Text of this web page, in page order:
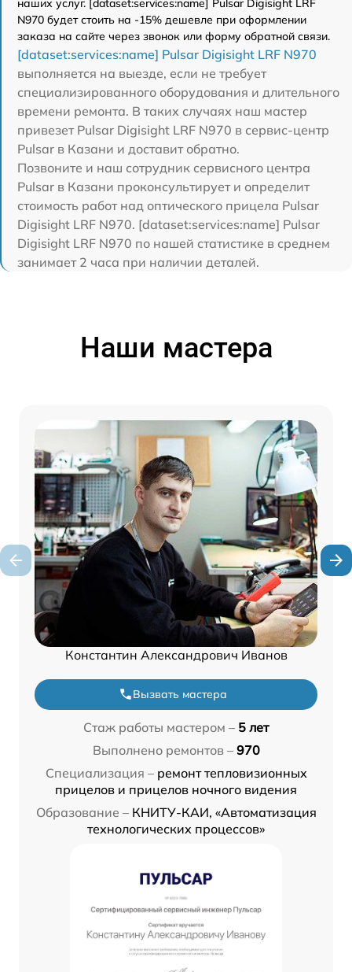
наших услуг. [dataset:services:name] Pulsar Digisight LRF
N970 будет стоить на -15% дешевле при оформлении
заказа на сайте через звонок или форму обратной связи.
[dataset:services:name] Pulsar Digisight LRF N970
выполняется на выезде, если не требует
специализированного оборудования и длительного
времени ремонта. В таких случаях наш мастер
привезет Pulsar Digisight LRF N970 в сервис-центр
Pulsar в Казани и доставит обратно.
Позвоните и наш сотрудник сервисного центра
Pulsar в Казани проконсультирует и определит
стоимость работ над оптического прицела Pulsar
Digisight LRF N970. [dataset:services:name] Pulsar
Digisight LRF N970 по нашей статистике в среднем
занимает 2 часа при наличии деталей.
Наши мастера
Константин Александрович Иванов
Вызвать мастера
Стаж работы мастером – 5 лет
Выполнено ремонтов – 970
Специализация – ремонт тепловизионных
прицелов и прицелов ночного видения
Образование – КНИТУ-КАИ, «Автоматизация
технологических процессов»